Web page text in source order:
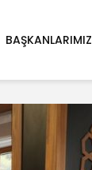
BAŞKANLARIMIZ